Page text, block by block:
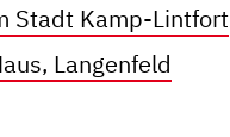
Stadt Kamp-Lintfort
Langenfeld